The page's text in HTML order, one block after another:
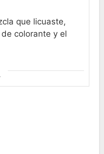
que licuaste,
colorante y el